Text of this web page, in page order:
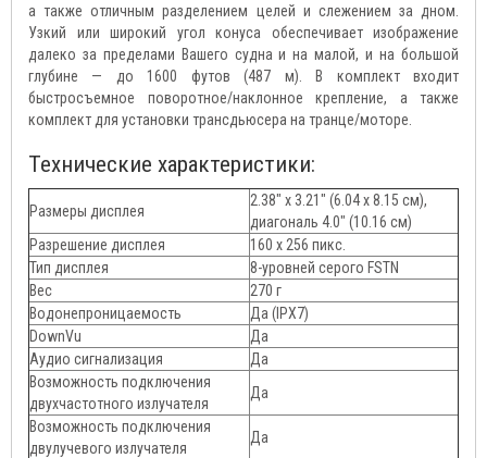
а также отличным разделением целей и слежением за дном.
Узкий или широкий угол конуса обеспечивает изображение
далеко за пределами Вашего судна и на малой, и на большой
глубине — до 1600 футов (487 м). В комплект входит
быстросъемное поворотное/наклонное крепление, а также
комплект для установки трансдьюсера на транце/моторе.
Технические характеристики:
Размеры дисплея
2.38" x 3.21" (6.04 x 8.15 см),
диагональ 4.0" (10.16 см)
Разрешение дисплея
160 x 256 пикс.
Тип дисплея
8-уровней серого FSTN
Вес
270 г
Водонепроницаемость
Да (IPX7)
DownVu
Да
Аудио сигнализация
Да
Возможность подключения
двухчастотного излучателя
Да
Возможность подключения
двулучевого излучателя
Да